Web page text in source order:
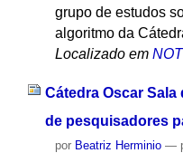
grupo de estudos
algoritmo da
Localizado em
Cátedra Oscar
de pesquisadores
por Beatriz Herminio —